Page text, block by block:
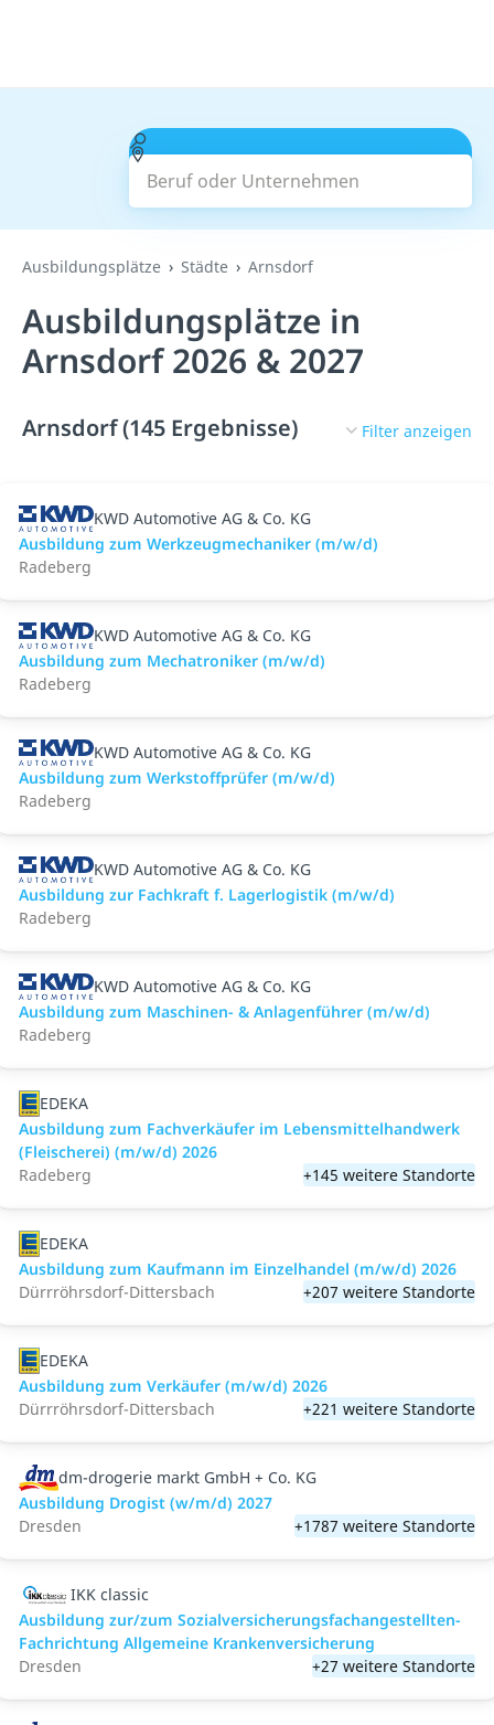
Beruf oder Unternehmen
Suchen
Ausbildungsplätze Städte Arnsdorf
Ausbildungsplätze in
Arnsdorf 2026 & 2027
Arnsdorf (145 Ergebnisse) Filter anzeigen
KWD Automotive AG & Co. KG
Ausbildung zum Werkzeugmechaniker (m/w/d)
Radeberg
KWD Automotive AG & Co. KG
Ausbildung zum Mechatroniker (m/w/d)
Radeberg
KWD Automotive AG & Co. KG
Ausbildung zum Werkstoffprüfer (m/w/d)
Radeberg
KWD Automotive AG & Co. KG
Ausbildung zur Fachkraft f. Lagerlogistik (m/w/d)
Radeberg
KWD Automotive AG & Co. KG
Ausbildung zum Maschinen- & Anlagenführer (m/w/d)
Radeberg
EDEKA
Ausbildung zum Fachverkäufer im Lebensmittelhandwerk
(Fleischerei) (m/w/d) 2026
Radeberg
+145 weitere Standorte
EDEKA
Ausbildung zum Kaufmann im Einzelhandel (m/w/d) 2026
Dürrröhrsdorf-Dittersbach
+207 weitere Standorte
EDEKA
Ausbildung zum Verkäufer (m/w/d) 2026
Dürrröhrsdorf-Dittersbach
+221 weitere Standorte
dm-drogerie markt GmbH + Co. KG
Ausbildung Drogist (w/m/d) 2027
Dresden
+1787 weitere Standorte
IKK classic
Aus­bild­ung zur/zum Sozial­versicher­ungs­fach­angestellten­
Fach­richtung All­gemeine Kranken­versicher­ung
Dresden
+27 weitere Standorte